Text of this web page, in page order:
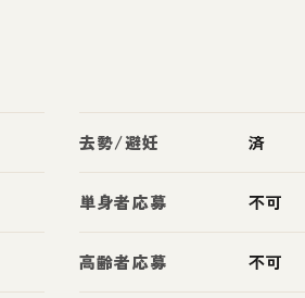
去勢/避妊 済
単身者応募 不可
高齢者応募 不可